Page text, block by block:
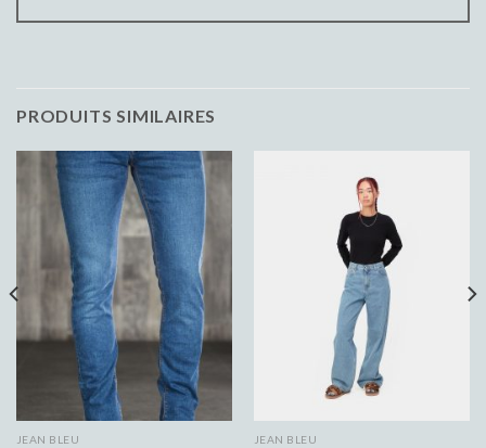
PRODUITS SIMILAIRES
JEAN BLEU JEAN BLEU